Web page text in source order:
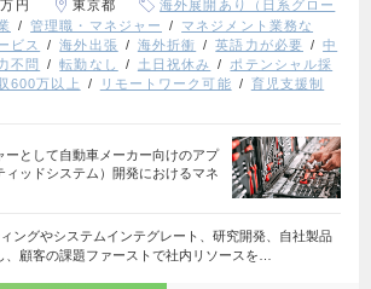
円 東京都
海外展開あり（日系グロー
管理職・マネジャー
マネジメント業務な
ビス 海外出張 海外折衝 英語力が必要
中
不問 転勤なし 土日祝休み
ポテンシャル採
600万以上 リモートワーク可能
育児支援制
ーとして自動車メーカー向けのアプ
ィッドシステム）開発におけるマネ
ングやシステムインテグレート、研究開発、自社製品
、顧客の課題ファーストで社内リソースを…